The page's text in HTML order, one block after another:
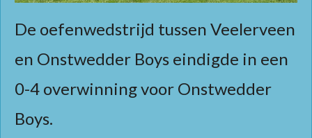
De oefenwedstrijd tussen Veelerveen
en Onstwedder Boys eindigde in een
0-4 overwinning voor Onstwedder
Boys.